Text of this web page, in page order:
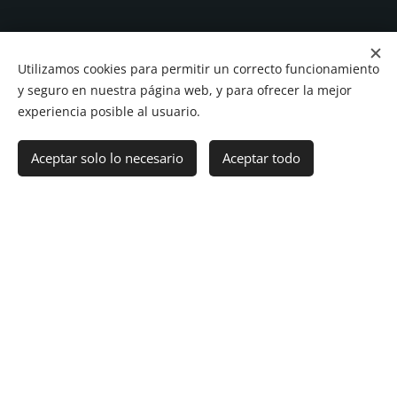
Cookies
Utilizamos cookies para permitir un correcto funcionamiento
y seguro en nuestra página web, y para ofrecer la mejor
experiencia posible al usuario.
Aceptar solo lo necesario Aceptar todo